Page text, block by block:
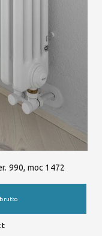
990, moc 1472
brutto